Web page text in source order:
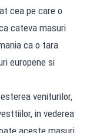
cea pe care o
cateva masuri
ca o tara
europene si
veniturilor,
in vederea
aceste masuri